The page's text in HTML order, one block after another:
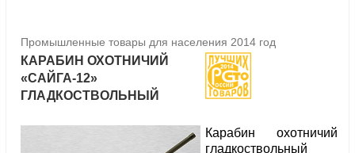
Промышленные товары для населения 2014 год
КАРАБИН ОХОТНИЧИЙ
«САЙГА-12»
ГЛАДКОСТВОЛЬНЫЙ
Карабин охотничий
гладкоствольный